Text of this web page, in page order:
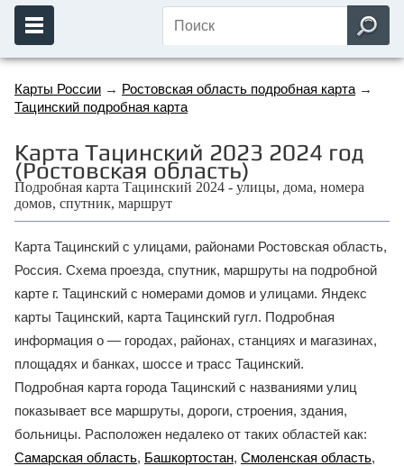
Карты России → Ростовская область подробная карта →
Тацинский подробная карта
Карта Тацинский 2023 2024 год
(Ростовская область)
Подробная карта Тацинский 2024 - улицы, дома, номера
домов, спутник, маршрут
Карта Тацинский с улицами, районами Ростовская область,
Россия. Схема проезда, спутник, маршруты на подробной
карте г. Тацинский с номерами домов и улицами. Яндекс
карты Тацинский, карта Тацинский гугл. Подробная
информация о — городах, районах, станциях и магазинах,
площадях и банках, шоссе и трасс Тацинский.
Подробная карта города Тацинский с названиями улиц
показывает все маршруты, дороги, строения, здания,
больницы. Расположен недалеко от таких областей как:
Самарская область, Башкортостан, Смоленская область,